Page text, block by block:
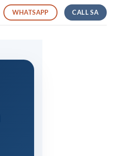
WHATSAPP CALL SA